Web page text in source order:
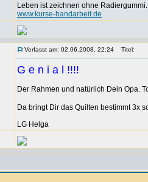
Leben ist zeichnen ohne Radiergummi.
www.kurse-handarbeit.de
Verfasst am: 02.06.2008, 22:24 Titel:
G e n i a l !!!!
Der Rahmen und natürlich Dein Opa.
Da bringt Dir das Quilten bestimmt 3x
LG Helga